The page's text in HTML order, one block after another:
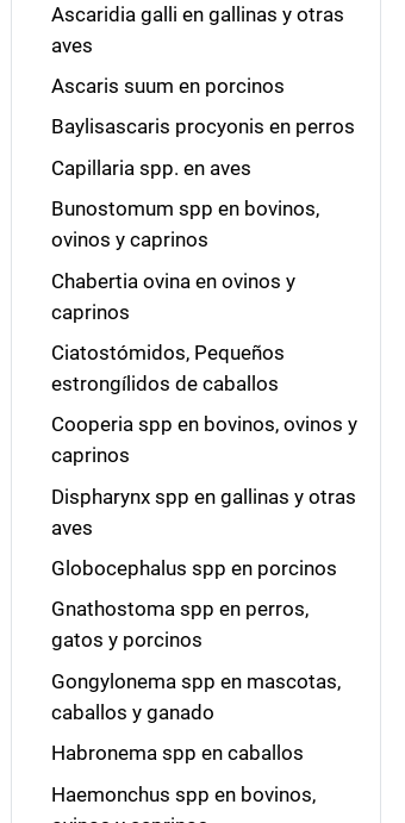
Ascaridia galli en gallinas y otras
aves
Ascaris suum en porcinos
Baylisascaris procyonis en perros
Capillaria spp. en aves
Bunostomum spp en bovinos,
ovinos y caprinos
Chabertia ovina en ovinos y
caprinos
Ciatostómidos, Pequeños
estrongílidos de caballos
Cooperia spp en bovinos, ovinos y
caprinos
Dispharynx spp en gallinas y otras
aves
Globocephalus spp en porcinos
Gnathostoma spp en perros,
gatos y porcinos
Gongylonema spp en mascotas,
caballos y ganado
Habronema spp en caballos
Haemonchus spp en bovinos,